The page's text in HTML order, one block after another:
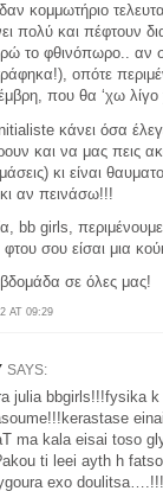
AT 09:29
κομμωτήριο
πολύ και πέφτουν
το φθινόπωρο.. αν
οπότε
που θα ‘χω
κάνει όσα
και να μας πεις
κι είναι
αν πεινάσω!!!
bb girls,
σου είσαι μια
σε όλες μας!
SAYS:
julia bbgirls!!!fysika
ma kala eisai toso
ti leei ayth h
exo